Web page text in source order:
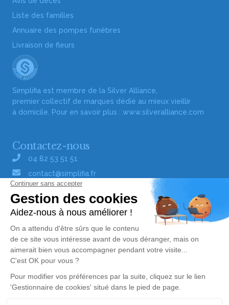
Liste des familles
Annuaire des pompes funèbres
Livraison de fleurs
Simplifia est membre de la Silver Alliance,
premier collectif de marques dédié au mieux vieillir
à domicile. Pour en savoir plus : www.silveralliance.com
Contactez-nous
04 82 53 51 51
contact@simplifia.fr
Réseaux sociaux
Liens utiles
Publier un avis de décès
Signaler un abus/une erreur